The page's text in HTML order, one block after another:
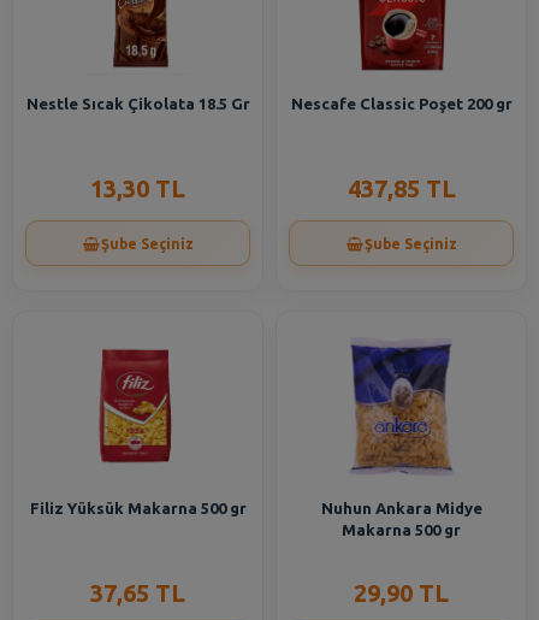
Nestle Sıcak Çikolata 18.5 Gr
13,30 TL
Şube Seçiniz
Nescafe Classic Poşet 200 gr
437,85 TL
Şube Seçiniz
Filiz Yüksük Makarna 500 gr
37,65 TL
Nuhun Ankara Midye
Makarna 500 gr
29,90 TL